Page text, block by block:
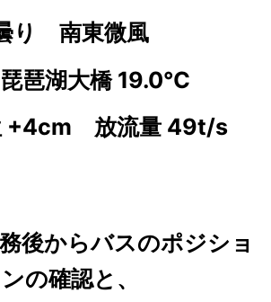
り 南東微風
琶湖大橋 19.0℃
+4cm 放流量 49t/s
後からバスのポジショ
ンの確認と、